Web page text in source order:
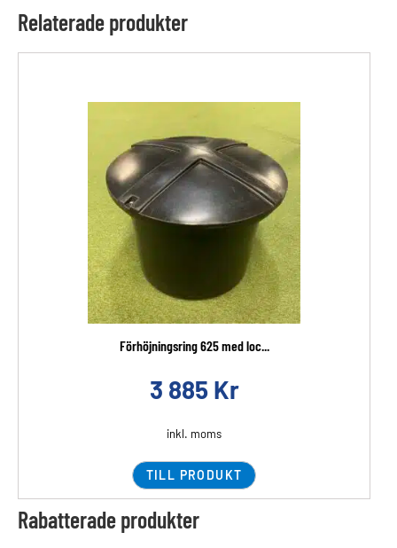
Relaterade produkter
Förhöjningsring 625 med loc...
3 885 Kr
inkl. moms
TILL PRODUKT
Rabatterade produkter